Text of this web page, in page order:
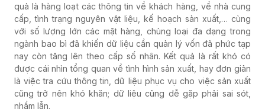
quả là hàng loạt các thông tin về khách hàng, về nhà cung
cấp, tình trạng nguyên vật liệu, kế hoạch sản xuất,… cùng
với số lượng lớn các mặt hàng, chủng loại đa dạng trong
ngành bao bì đã khiến dữ liệu cần quản lý vốn đã phức tạp
nay còn tăng lên theo cấp số nhân. Kết quả là rất khó có
được cái nhìn tổng quan về tình hình sản xuất, hay đơn giản
là việc tra cứu thông tin, dữ liệu phục vụ cho việc sản xuất
cũng trở nên khó khăn; dữ liệu cũng dễ gặp phải sai sót,
nhầm lẫn.